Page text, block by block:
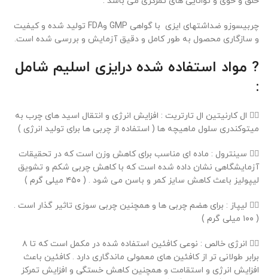
چربیسوزو ضداشتهای ایزی با گواهی GMP وFDA تولید شده و کیفیت
و سازگاری محصول به طور کامل و دقیق آزمایش و بررسی شده است.
? مواد استفاده شده درایزی اسلیم شامل
:
۱⃣ ال کارنیتین ال تارتریت : افزایش انرژی و انتقال اسید های چرب به
میتوکندری سلول ماهیچه ها ( استفاده از چربی ها برای تولید انرژی )
۲⃣ سینترول : ماده ای مناسب برای کاهش وزن است که در تحقیقات
آزمایشگاهی نشان داده شده است که با کاهش چربی شکم و تشویق
لیپولیز باعث کاهش سایز کمر و باسن می شود . ( ۴۵۰ میلی گرم )
۳⃣ لیپاز : برای هضم چربی ها و همچنین چربی سوزی تاثیر گذار است .
( ۱۰۰ میلی گرم )
۴⃣ انرژی خالص : نوعی کافئین استفاده شده در مکمل است که تا ۸
برابر طولانی تر از کافئین های معمولی ماندگاری دارد . کافئین باعث
افزایش انرژی و استقامت و همچنین کاهش خستگی و افزایش تمرکز